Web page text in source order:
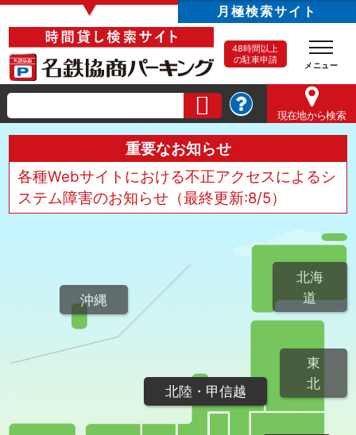
▼ 月極検索サイト
48時間以上
の駐車申請
現在地から検索
重要なお知らせ
各種Webサイトにおける不正アクセスによるシ
ステム障害のお知らせ（最終更新:8/5）
北海
道
東
北
北陸・甲信越
沖縄